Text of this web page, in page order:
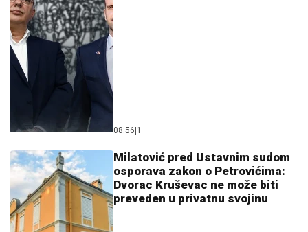
08:56|1
Milatović pred Ustavnim sudom
osporava zakon o Petrovićima:
Dvorac Kruševac ne može biti
preveden u privatnu svojinu